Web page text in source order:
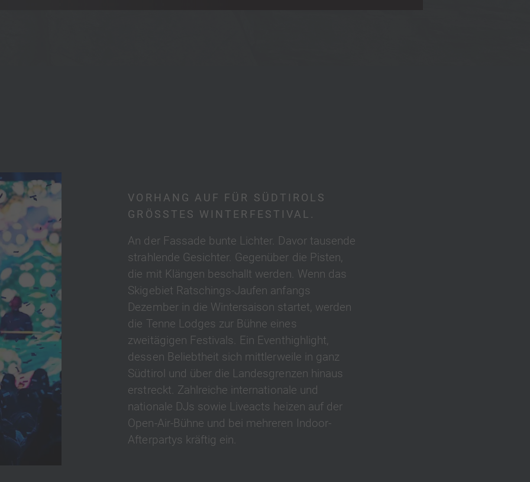
VORHANG AUF FÜR SÜDTIROLS
GRÖSSTES WINTERFESTIVAL.
An der Fassade bunte Lichter. Davor tausende
strahlende Gesichter. Gegenüber die Pisten,
die mit Klängen beschallt werden. Wenn das
Skigebiet Ratschings-Jaufen anfangs
Dezember in die Wintersaison startet, werden
die Tenne Lodges zur Bühne eines
zweitägigen Festivals. Ein Eventhighlight,
dessen Beliebtheit sich mittlerweile in ganz
Südtirol und über die Landesgrenzen hinaus
erstreckt. Zahlreiche internationale und
nationale DJs sowie Liveacts heizen auf der
Open-Air-Bühne und bei mehreren Indoor-
Afterpartys kräftig ein.